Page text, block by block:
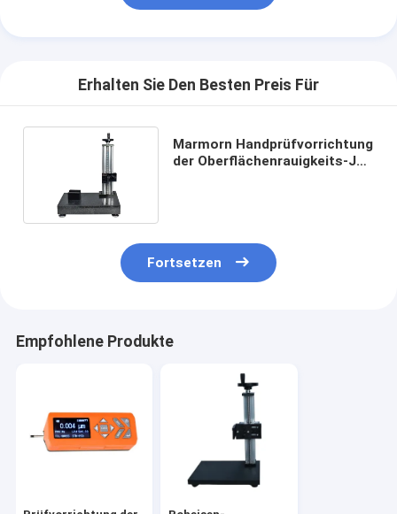
Erhalten Sie Den Besten Preis Für
Marmorn Handprüfvorrichtung
der Oberflächenrauigkeits-JH-
Fortsetzen
Empfohlene Produkte